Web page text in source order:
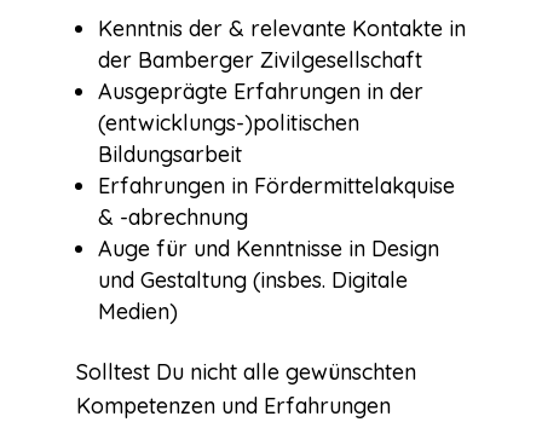
Kenntnis der & relevante Kontakte in
der Bamberger Zivilgesellschaft
Ausgeprägte Erfahrungen in der
(entwicklungs-)politischen
Bildungsarbeit
Erfahrungen in Fördermittelakquise
& -abrechnung
Auge für und Kenntnisse in Design
und Gestaltung (insbes. Digitale
Medien)
Solltest Du nicht alle gewünschten
Kompetenzen und Erfahrungen